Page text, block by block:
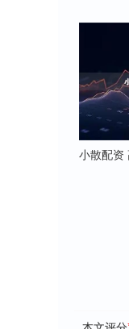
小散配资